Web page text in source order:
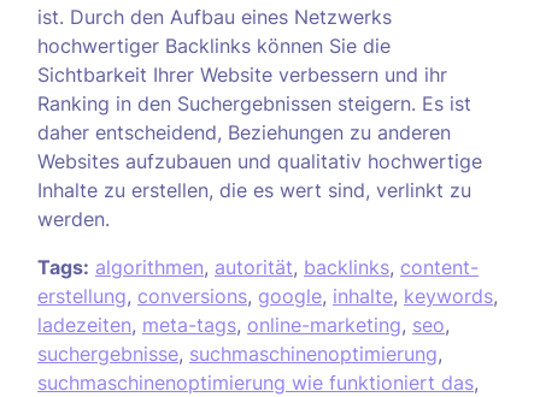
ist. Durch den Aufbau eines Netzwerks
hochwertiger Backlinks können Sie die
Sichtbarkeit Ihrer Website verbessern und ihr
Ranking in den Suchergebnissen steigern. Es ist
daher entscheidend, Beziehungen zu anderen
Websites aufzubauen und qualitativ hochwertige
Inhalte zu erstellen, die es wert sind, verlinkt zu
werden.
Tags: algorithmen, autorität, backlinks, content-
erstellung, conversions, google, inhalte, keywords,
ladezeiten, meta-tags, online-marketing, seo,
suchergebnisse, suchmaschinenoptimierung,
suchmaschinenoptimierung wie funktioniert das,